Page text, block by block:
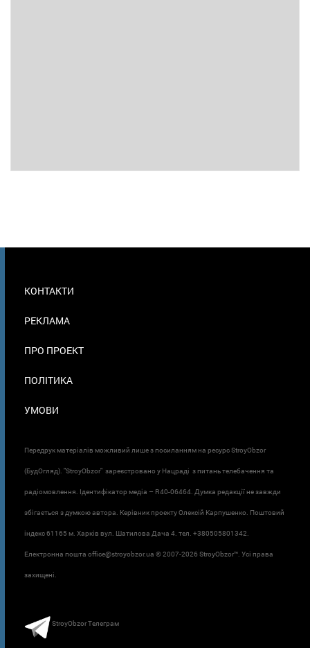
В
КОНТАКТИ
РЕКЛАМА
ПРО ПРОЕКТ
ПОЛІТИКА
УМОВИ
Передрук матеріалів можливий лише з посиланням на ресурс StroyObzor
(БудОгляд). "StroyObzor" зареєстровано у Нацраді з питань телебачення та
радіомовлення. Ідентифікатор медіа – R40-06464. Думка редакції не завжди
збігається з думкою автора. Керівник проєкту Олексій Карпушенко. Поштовий
індекс 61165 м. Харків вул. Шатилова Дача 4. тел. +380505801342.
Електронна пошта office@stroyobzor.ua © 2007-2026 StroyObzor™. Усі права
захищені.
StroyObzor Телеграм